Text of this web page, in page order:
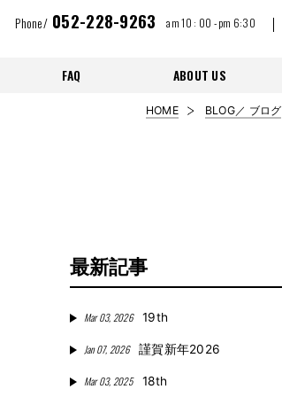
Phone/052-228-9263 am 10 : 00 - pm 6:30
FAQ ABOUT US
HOME BLOG／ ブログ
最新記事
Mar 03, 2026 19th
Jan 07, 2026 謹賀新年2026
Mar 03, 2025 18th